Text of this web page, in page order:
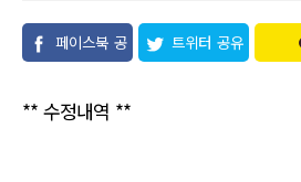
페이스북 공
트위터 공유
** 수정내역 **